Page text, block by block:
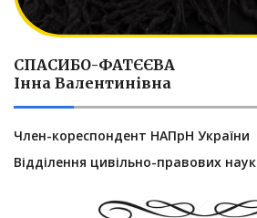
СПАСИБО-ФАТЄЄВА
Інна Валентинівна
Член-кореспондент НАПрН України
Відділення цивільно-правових наук